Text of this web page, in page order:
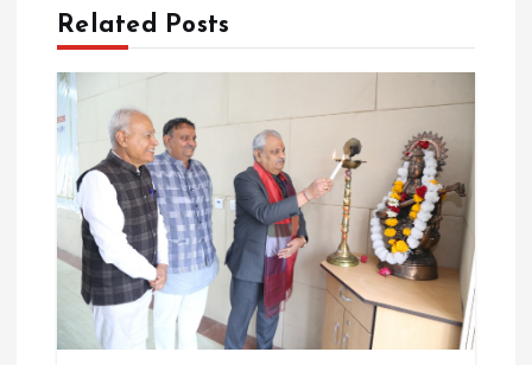
a
v
g
a
Related Posts